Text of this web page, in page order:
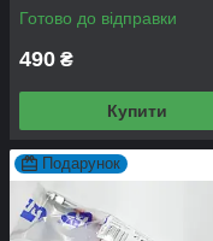
Готово до відправки
490 ₴
Купити
Подарунок